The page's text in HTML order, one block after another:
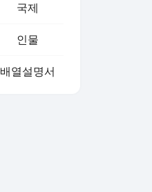
국제
인물
배열설명서